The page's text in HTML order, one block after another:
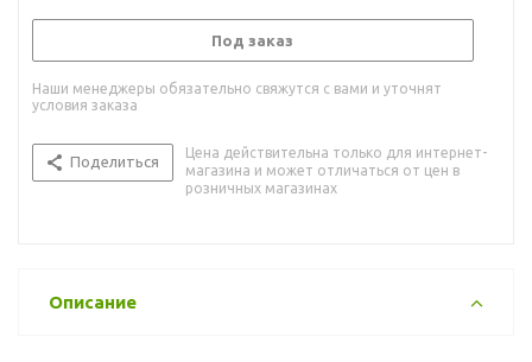
Под заказ
Наши менеджеры обязательно свяжутся с вами и уточнят
условия заказа
Поделиться
Цена действительна только для интернет-
магазина и может отличаться от цен в
розничных магазинах
Описание